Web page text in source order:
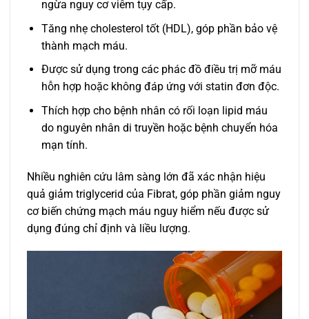
ngừa nguy cơ viêm tụy cấp.
Tăng nhẹ cholesterol tốt (HDL), góp phần bảo vệ
thành mạch máu.
Được sử dụng trong các phác đồ điều trị mỡ máu
hỗn hợp hoặc không đáp ứng với statin đơn độc.
Thích hợp cho bệnh nhân có rối loạn lipid máu
do nguyên nhân di truyền hoặc bệnh chuyển hóa
mạn tính.
Nhiều nghiên cứu lâm sàng lớn đã xác nhận hiệu
quả giảm triglycerid của Fibrat, góp phần giảm nguy
cơ biến chứng mạch máu nguy hiểm nếu được sử
dụng đúng chỉ định và liều lượng.